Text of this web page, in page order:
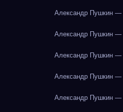
Александр Пушкин —
Александр Пушкин —
Александр Пушкин —
Александр Пушкин —
Александр Пушкин —